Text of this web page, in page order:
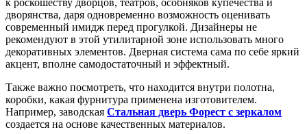
дворянства, даря одновременно возможность оценивать
современный имидж перед прогулкой. Дизайнеры не
рекомендуют в этой утилитарной зоне использовать много
декоративных элементов. Дверная система сама по себе яркий
акцент, вполне самодостаточный и эффектный.
Также важно посмотреть, что находится внутри полотна,
коробки, какая фурнитура применена изготовителем.
Например, заводская Стальная дверь Форест с зеркалом
создается на основе качественных материалов.